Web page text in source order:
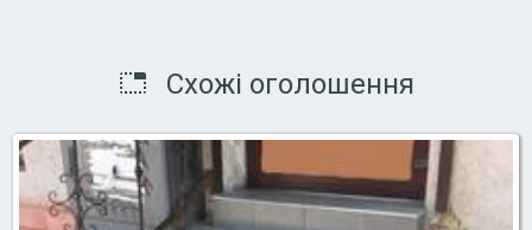
Схожі оголошення